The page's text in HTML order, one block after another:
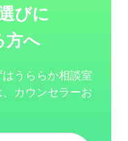
びに
方へ
うららか相談室
カウンセラーお